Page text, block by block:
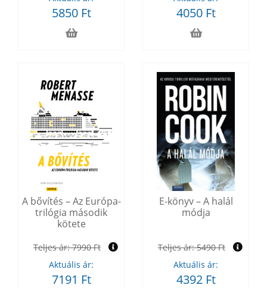
5850 Ft 4050 Ft
A bővítés – Az Európa-
trilógia második
kötete
Teljes ár:7990 Ft
Aktuális ár:
7191 Ft
E-könyv – A halál
módja
Teljes ár:5490 Ft
Aktuális ár:
4392 Ft